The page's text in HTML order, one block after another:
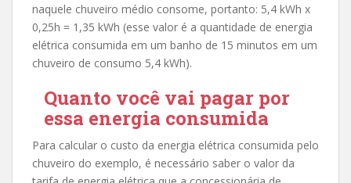
naquele chuveiro médio consome, portanto: 5,4 kWh x
0,25h = 1,35 kWh (esse valor é a quantidade de energia
elétrica consumida em um banho de 15 minutos em um
chuveiro de consumo 5,4 kWh).
Quanto você vai pagar por
essa energia consumida
Para calcular o custo da energia elétrica consumida pelo
chuveiro do exemplo, é necessário saber o valor da